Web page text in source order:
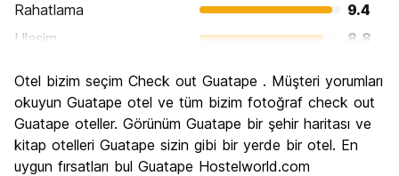
Rahatlama
9.4
Ulasim
8.8
Kültür
8.3
Gece hayatı
6.2
Ekonomik
9.1
Otel bizim seçim Check out Guatape . Müşteri yorumları
okuyun Guatape otel ve tüm bizim fotoğraf check out
Guatape oteller. Görünüm Guatape bir şehir haritası ve
kitap otelleri Guatape sizin gibi bir yerde bir otel. En
uygun fırsatları bul Guatape Hostelworld.com